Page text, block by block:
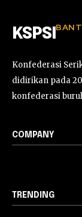
KSPSI
Konfederasi
didirikan pada 20
konfederasi
COMPANY
TRENDING